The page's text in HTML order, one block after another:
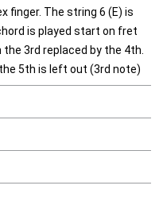
finger. The string 6 (E) is
is played start on fret
3rd replaced by the 4th.
5th is left out (3rd note)